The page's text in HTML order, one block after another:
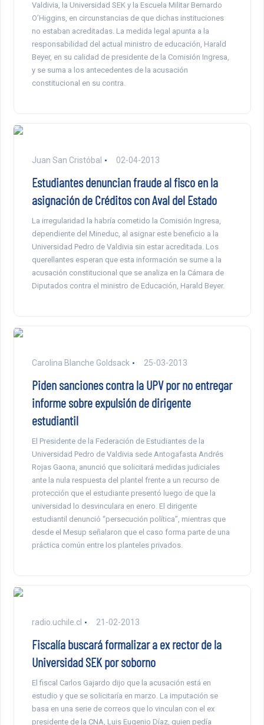
Valdivia, la Universidad SEK y la Escuela Militar Bernardo
O’Higgins, en circunstancias de que dichas instituciones
no estaban acreditadas. La medida legal apunta a la
responsabilidad del actual ministro de educación, Harald
Beyer, en su calidad de presidente de la Comisión Ingresa,
y se suma a los antecedentes de la acusación
constitucional en su contra.
Juan San Cristóbal 02-04-2013
Estudiantes denuncian fraude al fisco en la
asignación de Créditos con Aval del Estado
La irregularidad la habría cometido la Comisión Ingresa,
dependiente del Mineduc, al asignar este beneficio a la
Universidad Pedro de Valdivia sin estar acreditada. Los
querellantes esperan que esta información se sume a la
acusación constitucional que se analiza en la Cámara de
Diputados contra el ministro de Educación, Harald Beyer.
Carolina Blanche Goldsack 25-03-2013
Piden sanciones contra la UPV por no entregar
informe sobre expulsión de dirigente
estudiantil
El Presidente de la Federación de Estudiantes de la
Universidad Pedro de Valdivia sede Antogafasta Andrés
Rojas Gaona, anunció que solicitará medidas judiciales
ante la nula respuesta del plantel frente a un recurso de
protección que el estudiante presentó luego de que la
universidad lo desvinculara en enero. El dirigente
estudiantil denunció “persecución política”, mientras que
desde el Mesup señalaron que el caso forma parte de una
práctica común entre los planteles privados.
radio.uchile.cl 21-02-2013
Fiscalía buscará formalizar a ex rector de la
Universidad SEK por soborno
El fiscal Carlos Gajardo dijo que la acusación está en
estudio y que se solicitaría en marzo. La imputación se
basa en una serie de correos que lo vinculan con el ex
presidente de la CNA, Luis Eugenio Díaz, quien pedía